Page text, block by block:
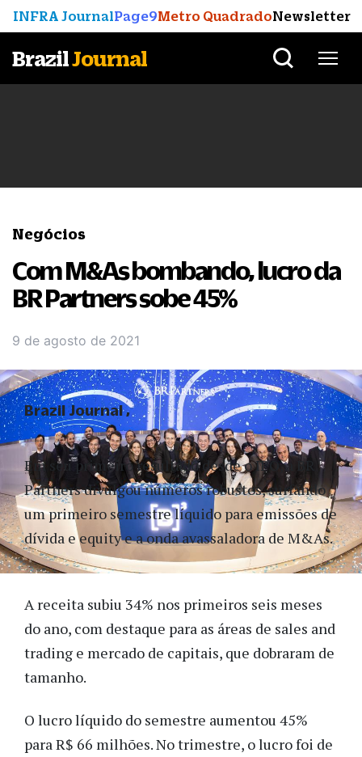
INFRA JournalPage9Metro QuadradoNewsletter
BrazilJournal
Negócios
Com M&As bombando, lucro da
BR Partners sobe 45%
9 de agosto de 2021
Em seu primeiro resultado desde o IPO, a BR
Partners divulgou números robustos, surfando
um primeiro semestre líquido para emissões de
dívida e equity e a onda avassaladora de M&As.
A receita subiu 34% nos primeiros seis meses
do ano, com destaque para as áreas de sales and
trading e mercado de capitais, que dobraram de
tamanho.
O lucro líquido do semestre aumentou 45%
para R$ 66 milhões. No trimestre, o lucro foi de
Brazil Journal